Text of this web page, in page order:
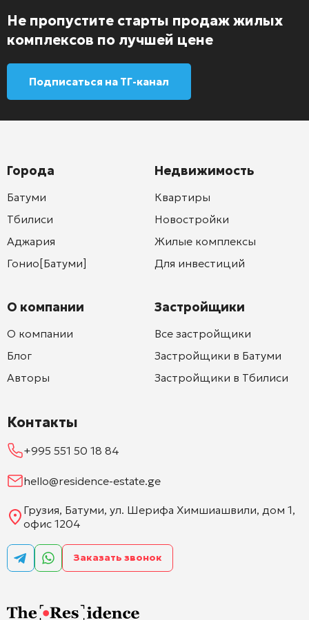
Не пропустите старты продаж жилых
комплексов по лучшей цене
Подписаться на ТГ-канал
Города
Батуми
Тбилиси
Аджария
Гонио[Батуми]
О компании
О компании
Блог
Авторы
Недвижимость
Квартиры
Новостройки
Жилые комплексы
Для инвестиций
Застройщики
Все застройщики
Застройщики в Батуми
Застройщики в Тбилиси
Контакты
+995 551 50 18 84
hello@residence-estate.ge
Грузия, Батуми, ул. Шерифа Химшиашвили, дом 1,
офис 1204
Заказать звонок